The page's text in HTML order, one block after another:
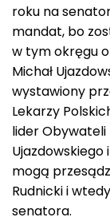
roku na
mandat, bo
w tym okręgu
Michał
wystawiony
Lekarzy
lider Obywateli
Ujazdowskiego
mogą
Rudnicki i
senatora.